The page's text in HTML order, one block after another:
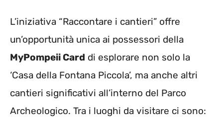
L’iniziativa “Raccontare i cantieri” offre
un’opportunità unica ai possessori della
MyPompeii Card di esplorare non solo la
‘Casa della Fontana Piccola’, ma anche altri
cantieri significativi all’interno del Parco
Archeologico. Tra i luoghi da visitare ci sono: